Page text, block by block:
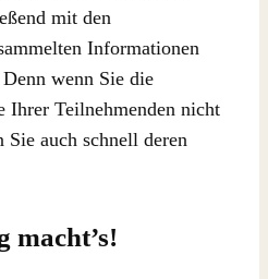
mit den
Informationen
wenn Sie die
Ihrer Teilnehmenden nicht
auch schnell deren
macht’s!